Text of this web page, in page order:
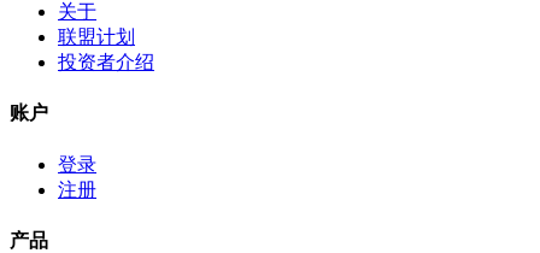
关于
联盟计划
投资者介绍
账户
登录
注册
产品